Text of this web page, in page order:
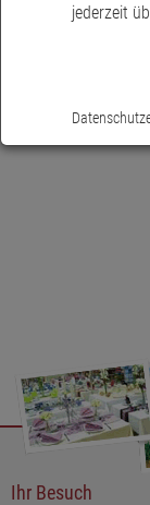
Ihr Besuch
jederzeit